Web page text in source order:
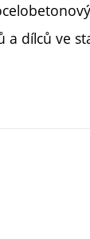
a dílců ve